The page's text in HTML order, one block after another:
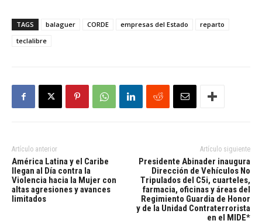
TAGS balaguer CORDE empresas del Estado
reparto
teclalibre
Artículo anterior
América Latina y el Caribe
llegan al Día contra la
Violencia hacia la Mujer con
altas agresiones y avances
limitados
Artículo siguiente
Presidente Abinader inaugura
Dirección de Vehículos No
Tripulados del C5i, cuarteles,
farmacia, oficinas y áreas del
Regimiento Guardia de Honor
y de la Unidad Contraterrorista
en el MIDE*